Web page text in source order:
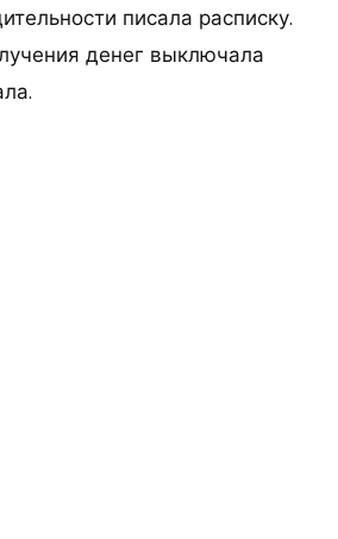
писала расписку.
денег выключала